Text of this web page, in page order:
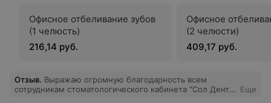
Офисное отбеливание зубов
(1 челюсть)
216,14 руб.
Офисное
(2 челюсти)
409,17 руб.
Отзыв. Выражаю огромную благодарность всем
сотрудникам стоматологического кабинета "Сол Дент",
Еще